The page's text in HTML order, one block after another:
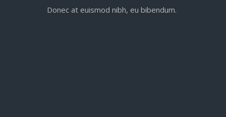
Donec at euismod nibh, eu bibendum.